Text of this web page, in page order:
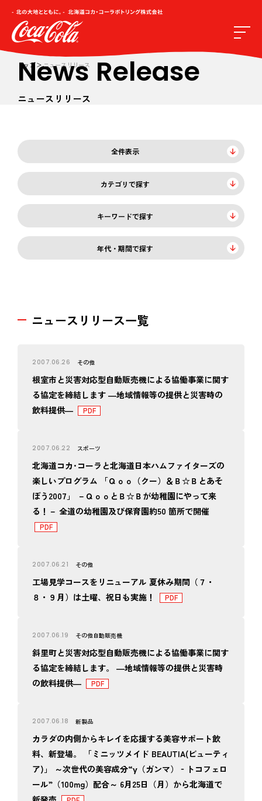
トップ ニュースリリース
News Release
ニュースリリース
全件表示
カテゴリで探す
キーワードで探す
年代・期間で探す
ニュースリリース一覧
2007.06.26 その他
根室市と災害対応型自動販売機による協働事業に関す
る協定を締結します ―地域情報等の提供と災害時の
飲料提供―
2007.06.22 スポーツ
北海道コカ･コーラと北海道日本ハムファイターズの
楽しいプログラム 「Ｑｏｏ（クー）＆Ｂ☆Ｂとあそ
ぼう2007」 －ＱｏｏとＢ☆Ｂが幼稚園にやって来
る！－ 全道の幼稚園及び保育園約50 箇所で開催
2007.06.21 その他
工場見学コースをリニューアル 夏休み期間（７・
８・９月）は土曜、祝日も実施！
2007.06.19 その他自動販売機
斜里町と災害対応型自動販売機による協働事業に関す
る協定を締結します。 ―地域情報等の提供と災害時
の飲料提供―
2007.06.18 新製品
カラダの内側からキレイを応援する美容サポート飲
料、新登場。 「ミニッツメイド BEAUTIA(ビューティ
ア)」 ～次世代の美容成分“γ（ガンマ）‐トコフェロ
ール”（100mg）配合～ 6月25日（月）から北海道で